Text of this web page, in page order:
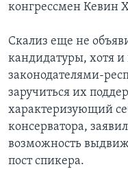
конгрессмен Кевин
Скализ еще не
кандидатуры, хотя и
законодателями-
заручиться их
характеризующий
консерватора,
возможность
пост спикера.